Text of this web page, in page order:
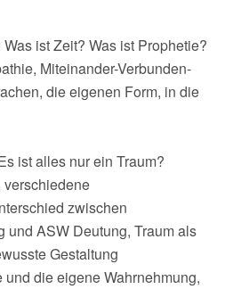
ist Zeit? Was ist Prophetie?
Miteinander-Verbunden-
die eigenen Form, in die
ist alles nur ein Traum?
verschiedene
zwischen
und ASW Deutung, Traum als
Gestaltung
die eigene Wahrnehmung,